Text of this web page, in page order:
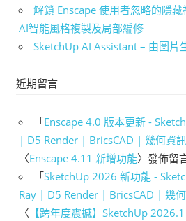
解鎖 Enscape 使用者忽略的隱
AI智能風格複製及局部編修
SketchUp AI Assistant – 由圖片
近期留言
「Enscape 4.0 版本更新 -
| D5 Render | BricsCAD | 幾何資
〈Enscape 4.11 新增功能〉發佈留
「SketchUp 2026 新功能 -
Ray | D5 Render | BricsCAD | 幾
〈 【跨年度震撼】SketchUp